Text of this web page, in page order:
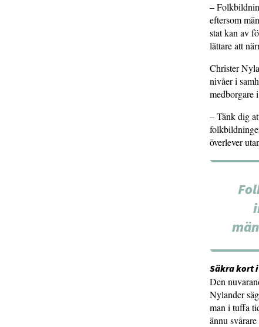
–
eftersom
stat kan av
lättare att
Christer
nivåer i
medborgare
– Tänk dig
överlever
Säkra kort
Den
Nylander
man i tuffa
ännu svårare